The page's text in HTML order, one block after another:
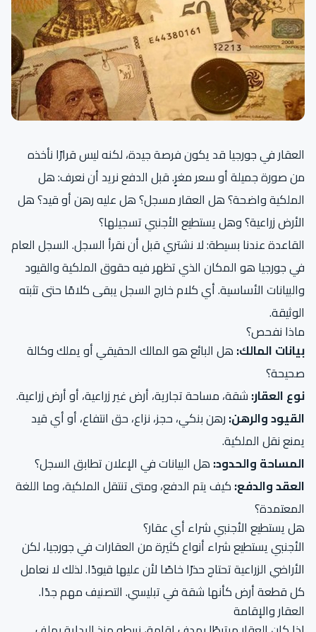
العقار في جورجيا قد يكون فرصة جيدة، لكنه ليس قرارًا نأخذه
من صورة جميلة أو سعر مغرٍ. قبل الدفع نريد أن نعرف: هل
الملكية واضحة؟ هل العقار مسجل؟ هل عليه رهن أو قيد؟ هل
الأرض زراعية؟ وهل يستطيع الأجنبي تسجيلها؟
القاعدة عندنا بسيطة: لا نشتري قبل أن نقرأ السجل. السجل العام
في جورجيا هو المكان الذي تظهر فيه حقوق الملكية والقيود
والبيانات الأساسية. أي كلام خارج السجل يبقى كلامًا حتى تثبته
الوثيقة.
ماذا نفحص؟
بيانات المالك: هل البائع هو المالك الحقيقي أو يملك وكالة
صحيحة؟
نوع العقار: شقة، مساحة تجارية، أرض غير زراعية، أو أرض زراعية.
القيود والرهن: رهن بنكي، حجز، نزاع، حق انتفاع، أو أي قيد
يمنع نقل الملكية.
المساحة والحدود: هل البيانات في الإعلان تطابق السجل؟
العقد والدفع: كيف يتم الدفع، ومتى تنتقل الملكية، وما اللغة
المعتمدة؟
هل يستطيع الأجنبي شراء أي عقار؟
الأجنبي يستطيع شراء أنواع كثيرة من العقارات في جورجيا، لكن
الأراضي الزراعية تحتاج حذرًا خاصًا لأن عليها قيودًا. لذلك لا نعامل
كل قطعة أرض كأنها شقة في تبليسي. التصنيف مهم جدًا.
العقار والإقامة